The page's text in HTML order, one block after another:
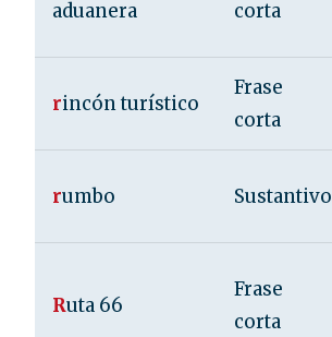
aduanera
corta
rincón turístico
Frase
corta
rumbo Sustantivo
Ruta 66
Frase
corta